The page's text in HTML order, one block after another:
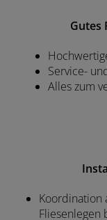
Gutes
Service-
Alles zum
Koordination
Fliesenlegen